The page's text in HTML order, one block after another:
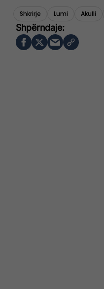
Shkrirje Lumi Akulli